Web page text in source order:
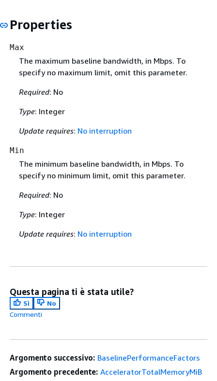
Properties
Max
The maximum baseline bandwidth, in Mbps. To
specify no maximum limit, omit this parameter.
Required: No
Type: Integer
Update requires: No interruption
Min
The minimum baseline bandwidth, in Mbps. To
specify no minimum limit, omit this parameter.
Required: No
Type: Integer
Update requires: No interruption
Questa pagina ti è stata utile?
Sì
No
Commenti
Argomento successivo: BaselinePerformanceFactors
Argomento precedente: AcceleratorTotalMemoryMiB